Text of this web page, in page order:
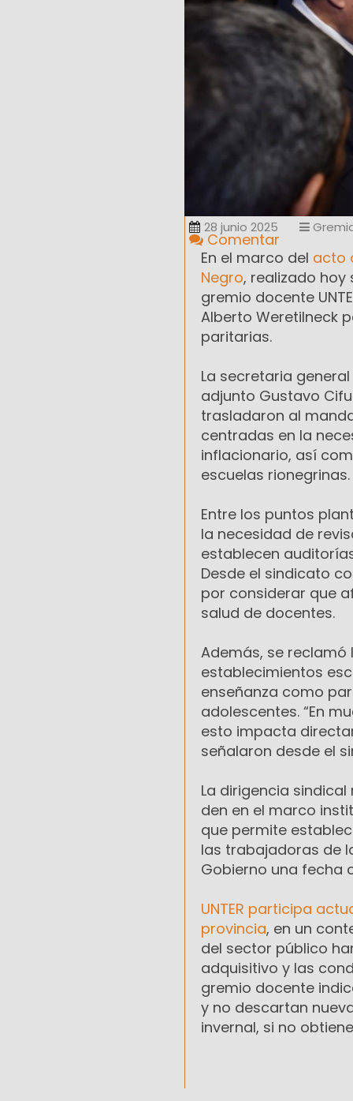
28 junio 2025
Comentar
En el marco del acto
Negro, realizado hoy
gremio docente
Alberto Weretilneck
paritarias.
La secretaria
adjunto Gustavo
trasladaron al
centradas en la
inflacionario, así
escuelas rionegrinas.
Entre los puntos
la necesidad de
establecen
Desde el sindicato
por considerar que
salud de docentes.
Además, se
establecimientos
enseñanza como
adolescentes. “En
esto impacta
señalaron desde el
La dirigencia
den en el marco
que permite
las trabajadoras de
Gobierno una fecha
UNTER participa
provincia, en un
del sector público
adquisitivo y las
gremio docente
y no descartan
invernal, si no